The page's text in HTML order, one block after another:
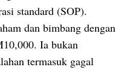
standard (SOP).
dan bimbang dengan
Ia bukan
termasuk gagal